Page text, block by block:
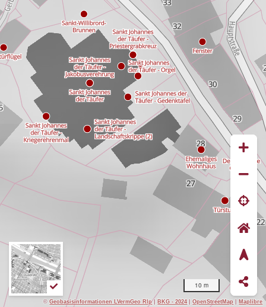
10 m
©Geobasisinformationen LVermGeo Rlp|BKG - 2024 |OpenStreetMap |Maplibre